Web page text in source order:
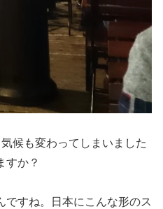
候も変わってしまいました
すか？
ですね。日本にこんな形のス